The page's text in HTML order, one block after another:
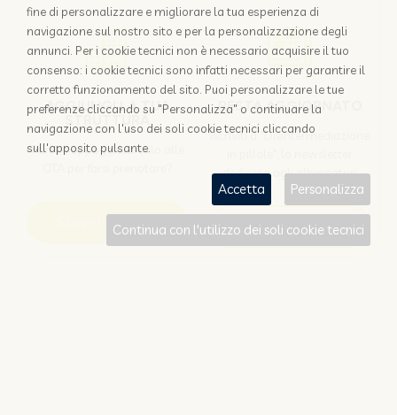
AGGIUNGI LA TUA
STRUTTURA
Perchè appoggiarsi solo alle
Scopri come
RESTA AGGIORNATO
Iscriviti a "Disintermediazione
dedicata agli albergatori
Iscriviti
fine di personalizzare e migliorare la tua esperienza di
navigazione sul nostro sito e per la personalizzazione degli
annunci. Per i cookie tecnici non è necessario acquisire il tuo
consenso: i cookie tecnici sono infatti necessari per garantire il
corretto funzionamento del sito. Puoi personalizzare le tue
preferenze cliccando su "Personalizza" o continuare la
navigazione con l'uso dei soli cookie tecnici cliccando
sull'apposito pulsante.
Accetta Personalizza
Continua con l'utilizzo dei soli cookie tecnici